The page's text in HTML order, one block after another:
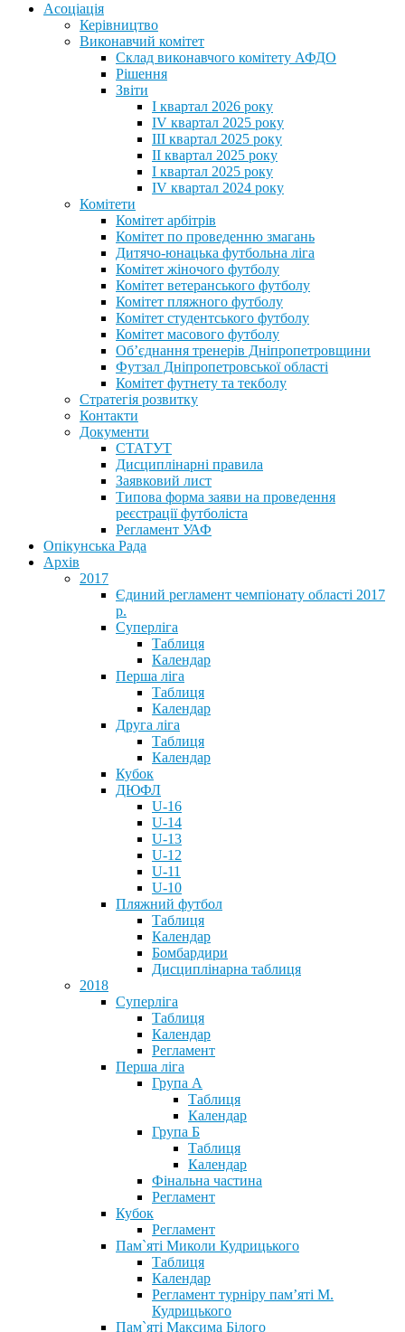
Асоціація
Керівництво
Виконавчий комітет
Склад виконавчого комітету АФДО
Рішення
Звіти
I квартал 2026 року
IV квартал 2025 року
III квартал 2025 року
II квартал 2025 року
I квартал 2025 року
IV квартал 2024 року
Комітети
Комітет арбітрів
Комітет по проведенню змагань
Дитячо-юнацька футбольна ліга
Комітет жіночого футболу
Комітет ветеранського футболу
Комітет пляжного футболу
Комітет студентського футболу
Комітет масового футболу
Обʼєднання тренерів Дніпропетровщини
Футзал Дніпропетровської області
Комітет футнету та текболу
Стратегія розвитку
Контакти
Документи
СТАТУТ
Дисциплінарні правила
Заявковий лист
Типова форма заяви на проведення
реєстрації футболіста
Регламент УАФ
Опікунська Рада
Архів
2017
Єдиний регламент чемпіонату області 2017
р.
Суперліга
Таблиця
Календар
Перша ліга
Таблиця
Календар
Друга ліга
Таблиця
Календар
Кубок
ДЮФЛ
U-16
U-14
U-13
U-12
U-11
U-10
Пляжний футбол
Таблиця
Календар
Бомбардири
Дисциплінарна таблиця
2018
Суперліга
Таблиця
Календар
Регламент
Перша ліга
Група А
Таблиця
Календар
Група Б
Таблиця
Календар
Фінальна частина
Регламент
Кубок
Регламент
Пам`яті Миколи Кудрицького
Таблиця
Календар
Регламент турніру пам’яті М.
Кудрицького
Пам`яті Максима Білого